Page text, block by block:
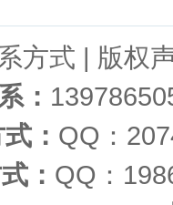
方式 | 版权
：
： QQ：
： QQ：